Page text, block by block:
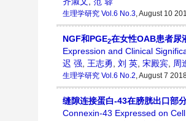
生理学研究 Vol.6 No.3, August 10
NGF和PGE2在女性OAB患者尿
Expression and Clinical
迟 强, 王志勇, 刘 英, 宋殿宾, 周
生理学研究 Vol.6 No.2, August 7
缝隙连接蛋白-43在膀胱出口部
Connexin-43 Expressed on